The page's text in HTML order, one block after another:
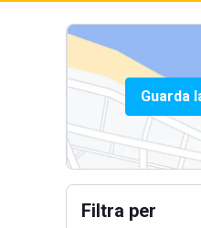
Guarda
Filtra per